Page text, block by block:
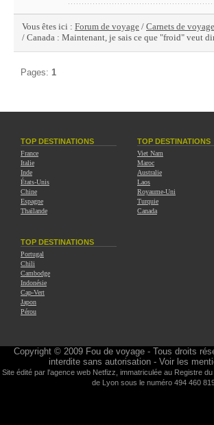
Vous êtes ici : Forum de voyage / Carnets de
/ Canada : Maintenant, je sais ce que "froid" veut
Pages: 1
TOP DESTINATIONS
France
Italie
Inde
États-Unis
Chine
Espagne
Thaïlande
TOP DESTINATIONS
Viet Nam
Maroc
Australie
Laos
Royaume-Uni
Turquie
Canada
TOP DESTINATIONS
Portugal
Chili
Cambodge
Indonésie
Cap-Vert
Japon
Pérou
Copyright © 2009 Fou de voyage- Tous droits
interdite sans autorisation - Voir les
Site édité par l'agence web Netfizz , immatriculée au Registre
de Lyon sous le numéro 494 460